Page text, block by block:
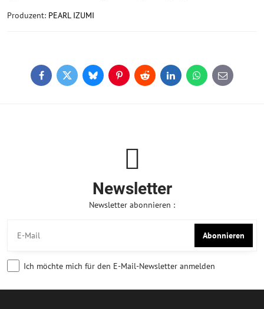
Produzent: PEARL IZUMI
FacebookTwitterBlueskyPinterestReddit LinkedInWhatsApp
E-
mail
Newsletter
Newsletter abonnieren :
Abonnieren
Ich möchte mich für den E-Mail-Newsletter anmelden